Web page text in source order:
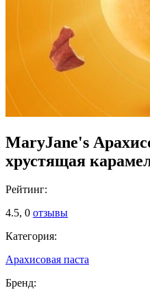
MaryJane's
хрустящая
Рейтинг:
4.5, 0 отзывы
Категория:
Арахисовая паста
Бренд: